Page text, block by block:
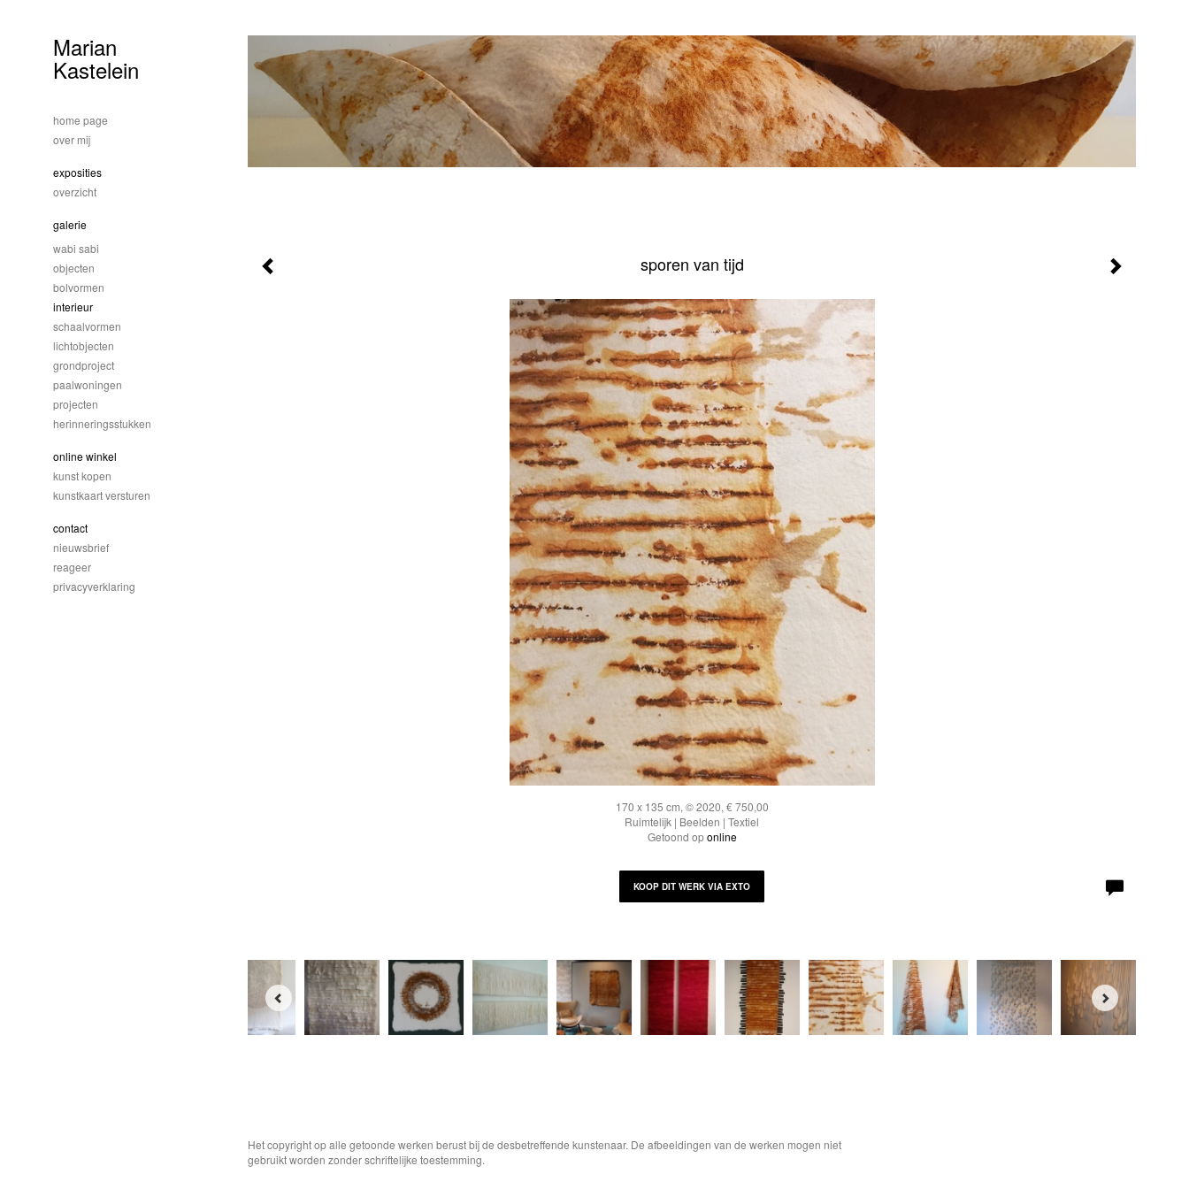
sporen van tijd
170 x 135 cm, © 2020, € 750,00
Ruimtelijk | Beelden | Textiel
Getoond oponline
KOOP DIT WERK VIA EXTO
Marian
Kastelein
home page
over mij
exposities
overzicht
galerie
wabi sabi
objecten
bolvormen
interieur
schaalvormen
lichtobjecten
grondproject
paalwoningen
projecten
herinneringsstukken
online winkel
kunst kopen
kunstkaart versturen
contact
nieuwsbrief
reageer
privacyverklaring
Het copyright op alle getoonde werken berust bij de desbetreffende kunstenaar. De afbeeldingen van de werken mogen niet
gebruikt worden zonder schriftelijke toestemming.